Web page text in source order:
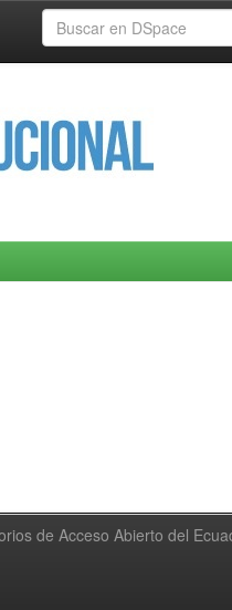
de Acceso Abierto del